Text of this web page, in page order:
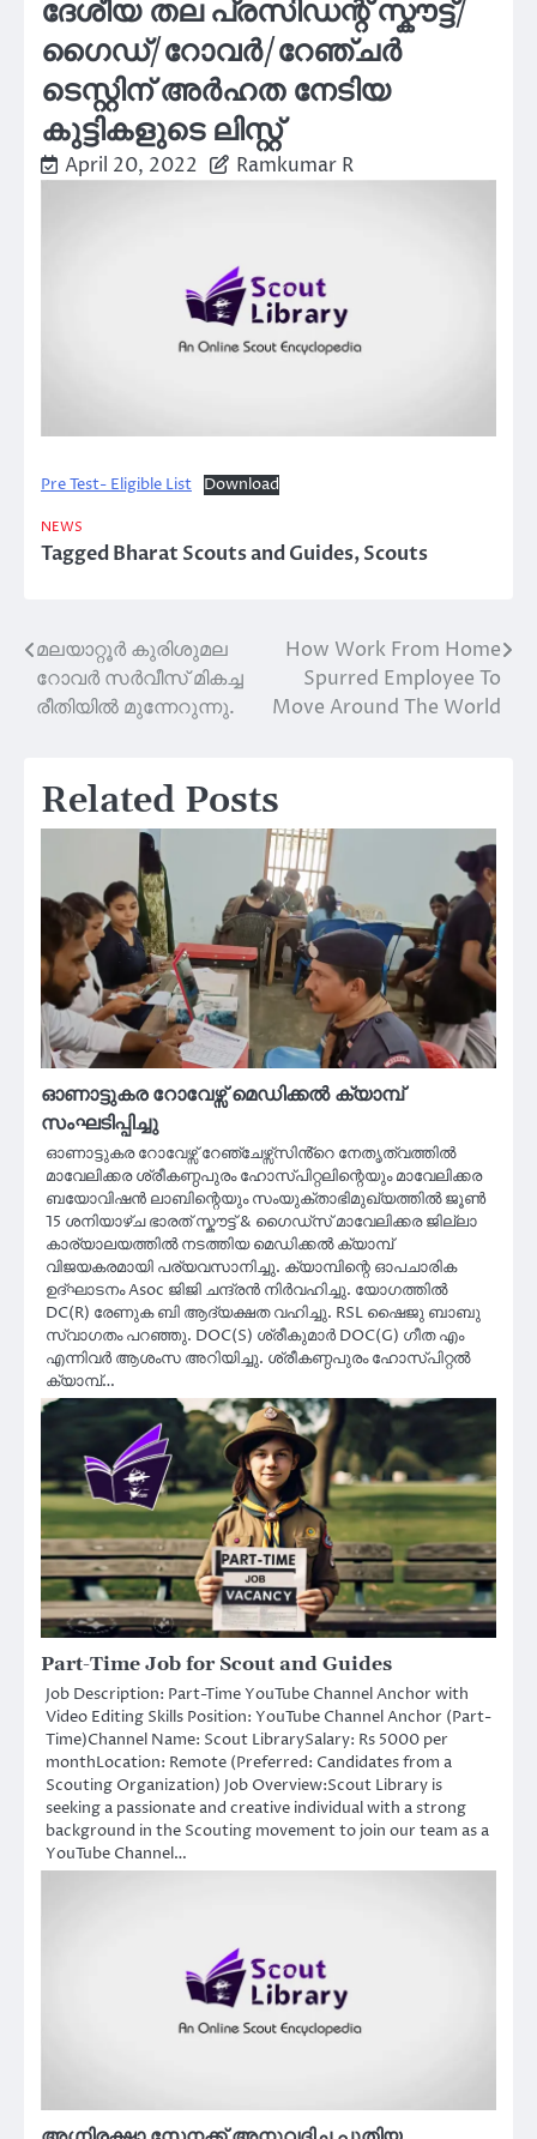
ദേശീയ തല പ്രസിഡന്റ്‌ സ്കൗട്ട്/
ഗൈഡ്/റോവർ/റേഞ്ചർ
ടെസ്റ്റിന് അർഹത നേടിയ
കുട്ടികളുടെ ലിസ്റ്റ്
April 20, 2022 Ramkumar R
Pre Test- Eligible List Download
NEWS
TaggedBharat Scouts and Guides,Scouts
Post
navigation
മലയാറ്റൂർ കുരിശുമല
റോവർ സർവീസ് മികച്ച
രീതിയിൽ മുന്നേറുന്നു.
How Work From Home
Spurred Employee To
Move Around The World
Related Posts
ഓണാട്ടുകര റോവേഴ്സ് മെഡിക്കൽ ക്യാമ്പ്
സംഘടിപ്പിച്ചു
ഓണാട്ടുകര റോവേഴ്സ് റേഞ്ചേഴ്സ്സിൻ്റെ നേതൃത്വത്തിൽ
മാവേലിക്കര ശ്രീകണ്ഠപുരം ഹോസ്‌പിറ്റലിന്റെയും മാവേലിക്കര
ബയോവിഷൻ ലാബിന്റെയും സംയുക്താഭിമുഖ്യത്തിൽ ജൂൺ
15 ശനിയാഴ്ച ഭാരത് സ്കൗട്ട് & ഗൈഡ്സ് മാവേലിക്കര ജില്ലാ
കാര്യാലയത്തിൽ നടത്തിയ മെഡിക്കൽ ക്യാമ്പ്
വിജയകരമായി പര്യവസാനിച്ചു. ക്യാമ്പിന്റെ ഓപചാരിക
ഉദ്ഘാടനം Asoc ജിജി ചന്ദ്രൻ നിർവഹിച്ചു. യോഗത്തിൽ
DC(R) രേണുക ബി ആദ്യക്ഷത വഹിച്ചു. RSL ഷൈജു ബാബു
സ്വാഗതം പറഞ്ഞു. DOC(S) ശ്രീകുമാർ DOC(G) ഗീത എം
എന്നിവർ ആശംസ അറിയിച്ചു. ശ്രീകണ്ഠപുരം ഹോസ്‌പിറ്റൽ
ക്യാമ്പ്…
Part-Time Job for Scout and Guides
Job Description: Part-Time YouTube Channel Anchor with
Video Editing Skills Position: YouTube Channel Anchor (Part-
Time)Channel Name: Scout LibrarySalary: Rs 5000 per
monthLocation: Remote (Preferred: Candidates from a
Scouting Organization) Job Overview:Scout Library is
seeking a passionate and creative individual with a strong
background in the Scouting movement to join our team as a
YouTube Channel…